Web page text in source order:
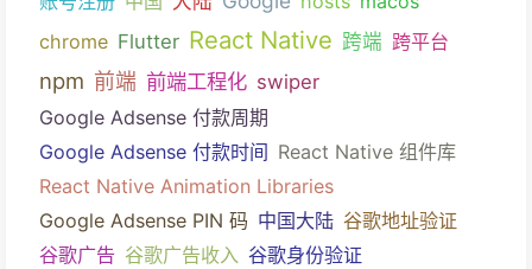
chrome Flutter React Native 跨端 跨平台
npm 前端 前端工程化 swiper
Google Adsense 付款周期
Google Adsense 付款时间 React Native 组件库
React Native Animation Libraries
Google Adsense PIN 码 中国大陆 谷歌地址验证
谷歌广告 谷歌广告收入 谷歌身份验证